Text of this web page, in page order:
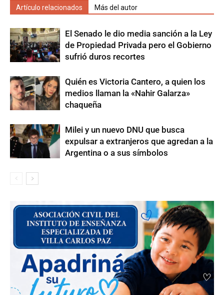
Artículo relacionados Más del autor
El Senado le dio media sanción a la Ley
de Propiedad Privada pero el Gobierno
sufrió duros recortes
Quién es Victoria Cantero, a quien los
medios llaman la «Nahir Galarza»
chaqueña
Milei y un nuevo DNU que busca
expulsar a extranjeros que agredan a la
Argentina o a sus símbolos